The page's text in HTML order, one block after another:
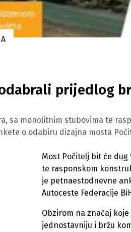
prijedlog
sa monolitnim stubovima te
o odabiru dizajna mosta
Most Počitelj bit će
te rasponskom
je petnaestodnevne
Autoceste Federacije
Obzirom na značaj
jednostavniju i bržu